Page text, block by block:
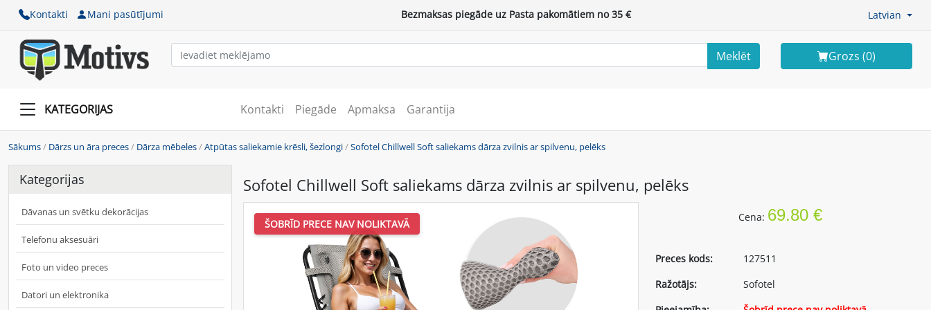
Kontakti Mani pasūtījumi Bezmaksas piegāde uz Pasta pakomātiem no 35 € Latvian
Meklēt Grozs (0)
KATEGORIJAS Kontakti Piegāde Apmaksa Garantija
Sākums/ Dārzs un āra preces/ Dārza mēbeles/Atpūtas saliekamie krēsli, šezlongi/Sofotel Chillwell Soft saliekams dārza zvilnis ar spilvenu, pelēks
Kategorijas
Dāvanas un svētku dekorācijas
Telefonu aksesuāri
Foto un video preces
Datori un elektronika
Sofotel Chillwell Soft saliekams dārza zvilnis ar spilvenu, pelēks
ŠOBRĪD PRECE NAV NOLIKTAVĀ
Cena: 69.80 €
Preces kods:
127511
Ražotājs:
Sofotel